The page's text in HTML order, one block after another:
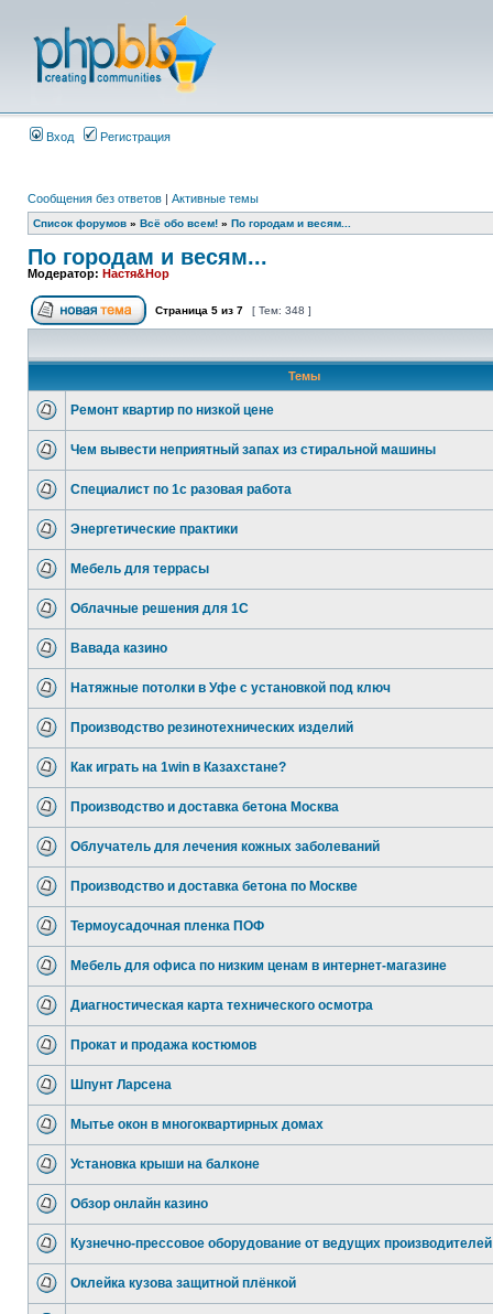
Вход Регистрация
Сообщения без ответов | Активные темы
Список форумов » Всё обо всем! » По городам и весям...
По городам и весям...
Модератор: Настя&Нор
Страница 5 из 7 [ Тем: 348 ]
Темы
Ремонт квартир по низкой цене
Чем вывести неприятный запах из стиральной машины
Специалист по 1с разовая работа
Энергетические практики
Мебель для террасы
Облачные решения для 1С
Вавада казино
Натяжные потолки в Уфе с установкой под ключ
Производство резинотехнических изделий
Как играть на 1win в Казахстане?
Производство и доставка бетона Москва
Облучатель для лечения кожных заболеваний
Производство и доставка бетона по Москве
Термоусадочная пленка ПОФ
Мебель для офиса по низким ценам в интернет-магазине
Диагностическая карта технического осмотра
Прокат и продажа костюмов
Шпунт Ларсена
Мытье окон в многоквартирных домах
Установка крыши на балконе
Обзор онлайн казино
Кузнечно-прессовое оборудование от ведущих производителей
Оклейка кузова защитной плёнкой